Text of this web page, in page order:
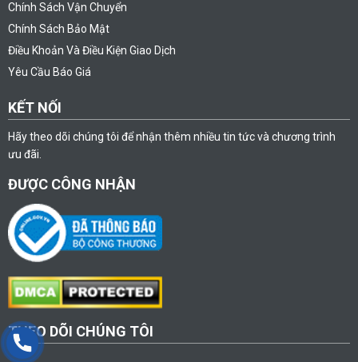
Chính Sách Vận Chuyển
Chính Sách Bảo Mật
Điều Khoản Và Điều Kiện Giao Dịch
Yêu Cầu Báo Giá
KẾT NỐI
Hãy theo dõi chúng tôi để nhận thêm nhiều tin tức và chương trình
ưu đãi.
ĐƯỢC CÔNG NHẬN
THEO DÕI CHÚNG TÔI